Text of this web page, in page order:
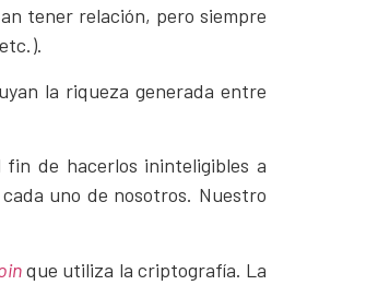
tener relación, pero siempre
la riqueza generada entre
de hacerlos ininteligibles a
uno de nosotros. Nuestro
que utiliza la criptografía. La